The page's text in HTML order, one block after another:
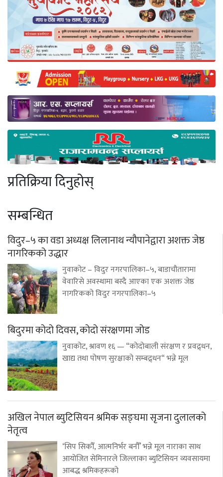
प्रतिक्रिया दिनुहोस्
सम्बन्धित
विदुर–५ का वडा अध्यक्ष लिलानाथ न्यौपानेद्वारा अशक्त जेष्ठ
नागरिकको उद्धार
नुवाकोट – विदुर नगरपालिका–५, बाडाचौतारामा
वेवारिसे अवस्थामा बस्दै आएका एक अशक्त जेष्ठ
नागरिकको विदुर नगरपालिका–५
बिदुरमा कोदो दिवस, कोदो संरक्षणमा जोड
नुवाकोट, श्रावण १६ — “कोदोबाली संरक्षण र प्रवद्र्धन,
खाद्य तथा पोषण सुरक्षाको सम्बद्र्धन“ भन्ने मूल
अखिल नेपाल ब्युटिसियन श्रमिक सङ्घमा सृजना दुलालको
नेतृत्व
‘सिप सिकौँ, आत्मनिर्भर बनौँ’ भन्ने मूल नाराका साथ
आयोजित सेमिनारले जिल्लाका ब्युटिसियन व्यवसायमा
आबद्ध श्रमिकहरूको